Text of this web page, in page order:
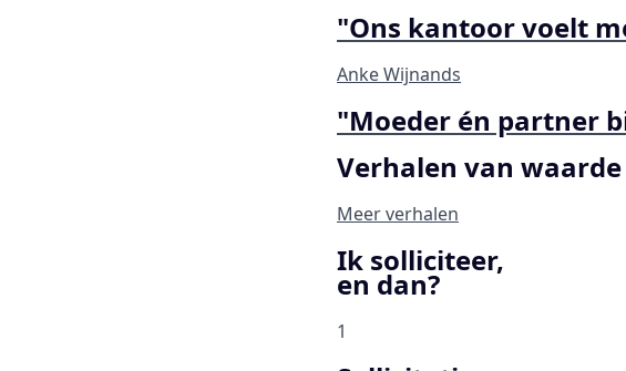
"Ons kantoor voelt
Anke Wijnands
"Moeder én partner
Verhalen van waarde
Meer verhalen
Ik solliciteer,
en dan?
1